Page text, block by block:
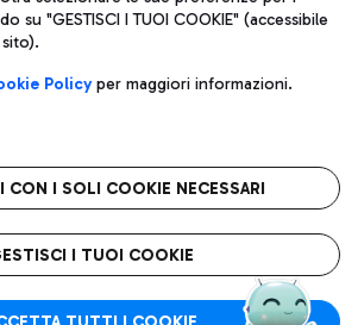
senza pensieri con il servizio di taxi a
per una pausa gustosa in aeroporto
Paolo Racchetti 1 - 00054 Fiumicino (RM)
Note legali
Roma FCO
stellato
su "GESTISCI I TUOI COOKIE" (accessibile
Policyper maggiori informazioni.
CON I SOLI COOKIE NECESSARI
I TUOI COOKIE